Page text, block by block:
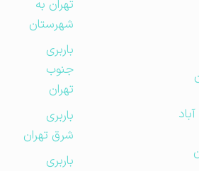
تهران به
شهرستان
باربری
جنوب
تهران
باربری
شرق تهران
باربری